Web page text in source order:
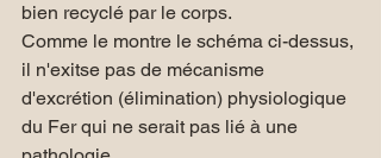
bien recyclé par le corps.
Comme le montre le schéma ci-dessus,
il n'exitse pas de mécanisme
d'excrétion (élimination) physiologique
du Fer qui ne serait pas lié à une